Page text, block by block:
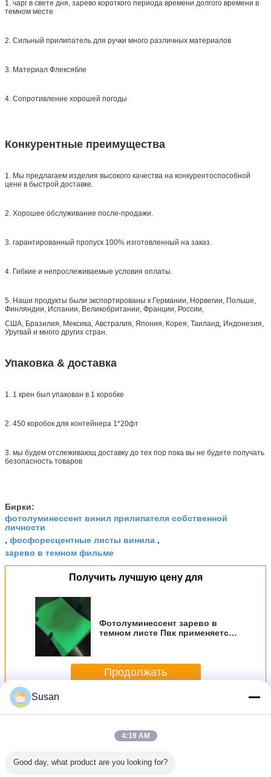
1. чарг в свете дня, зарево короткого периода времени долгого времени в
темном месте
2. Сильный прилипатель для ручки много различных материалов
3. Материал Флексябле
4. Сопротивление хорошей погоды
Конкурентные преимущества
1. Мы предлагаем изделия высокого качества на конкурентоспособной
цене в быстрой доставке.
2. Хорошее обслуживание после-продажи.
3. гарантированный пропуск 100% изготовленный на заказ.
4. Гибкие и непрослеживаемые условия оплаты.
5. Наши продукты были экспортированы к Германии, Норвегии, Польше,
Финляндии, Испании, Великобритании, Франции, России,
США, Бразилия, Мексика, Австралия, Япония, Корея, Таиланд, Индонезия,
Уругвай и много других стран.
Упаковка & доставка
1. 1 крен был упакован в 1 коробке
2. 450 коробок для контейнера 1*20фт
3. мы будем отслеживающ доставку до тех пор пока вы не будете получать
безопасность товаров
Бирки:
фотолуминессент винил прилипателя собственной
личности
, фосфоресцентные листы винила ,
зарево в темном фильме
Получить лучшую цену для
Фотолуминессент зарево в
темном листе Пвк применяется
Продолжать
Больше
Susan
4:19 AM
Good day, what product are you looking for?